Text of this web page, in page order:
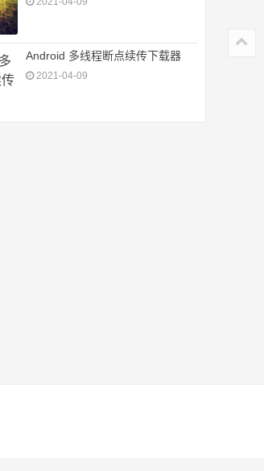
Android 多线程断点续传下载器
2021-04-09